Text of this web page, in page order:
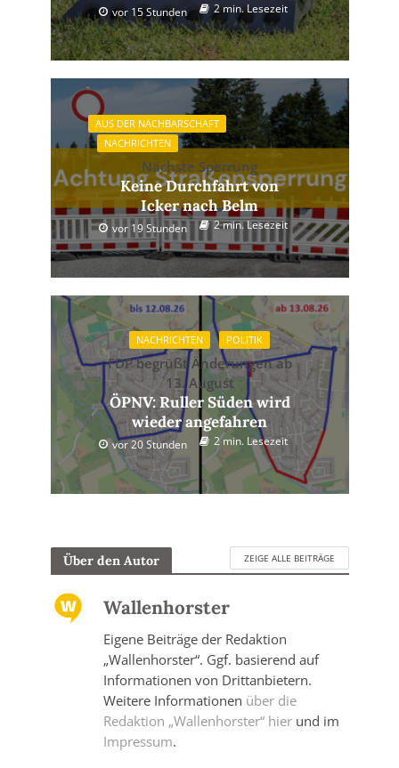
vor 15 Stunden 2 min. Lesezeit
AUS DER NACHBARSCHAFT
NACHRICHTEN
Nächste Sperrung
Keine Durchfahrt von
Icker nach Belm
vor 19 Stunden 2 min. Lesezeit
NACHRICHTEN POLITIK
FDP begrüßt Änderungen ab
13. August
ÖPNV: Ruller Süden wird
wieder angefahren
vor 20 Stunden 2 min. Lesezeit
Über den Autor ZEIGE ALLE BEITRÄGE
Wallenhorster
Eigene Beiträge der Redaktion
„Wallenhorster“. Ggf. basierend auf
Informationen von Drittanbietern.
Weitere Informationen über die
Redaktion „Wallenhorster“ hierund im
Impressum.